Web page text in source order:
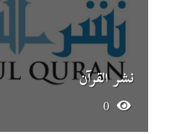
نشر القرآن
0